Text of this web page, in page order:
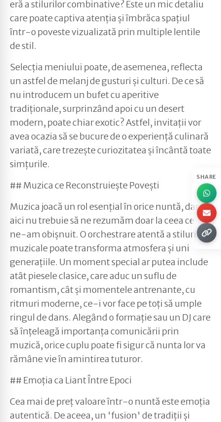
SHARE
eră a stilurilor combinative? Este un mic detaliu
care poate captiva atenția și îmbrăca spațiul
într-o poveste vizualizată prin multiple lentile
de stil.
Selecția meniului poate, de asemenea, reflecta
un astfel de melanj de gusturi și culturi. De ce să
nu introducem un bufet cu aperitive
tradiționale, surprinzând apoi cu un desert
modern, poate chiar exotic? Astfel, invitații vor
avea ocazia să se bucure de o experiență culinară
variată, care trezește curiozitatea și încântă toate
simțurile.
## Muzica ce Reconstruiește Povești
Muzica joacă un rol esențial în orice nuntă, dar
aici nu trebuie să ne rezumăm doar la ceea ce
ne-am obișnuit. O orchestrare atentă a stilurilor
muzicale poate transforma atmosfera și uni
generațiile. Un moment special ar putea include
atât piesele clasice, care aduc un suflu de
romantism, cât și momentele antrenante, cu
ritmuri moderne, ce-i vor face pe toți să umple
ringul de dans. Alegând o formație sau un DJ care
să înțeleagă importanța comunicării prin
muzică, orice cuplu poate fi sigur că nunta lor va
rămâne vie în amintirea tuturor.
## Emoția ca Liant Între Epoci
Cea mai de preț valoare într-o nuntă este emoția
autentică. De aceea, un 'fusion' de tradiții și